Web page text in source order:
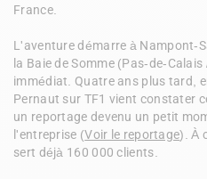
France.
L'aventure démarre à Nampont-
la Baie de Somme (Pas-de-
immédiat. Quatre ans plus tard,
Pernaut sur TF1 vient constater
un reportage devenu un petit
l'entreprise (Voir le reportage). À
sert déjà 160 000 clients.